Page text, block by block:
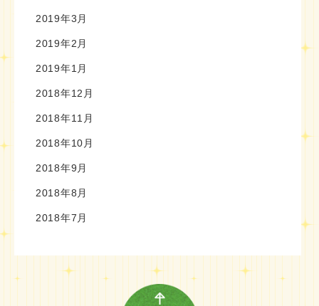
2019年3月
2019年2月
2019年1月
2018年12月
2018年11月
2018年10月
2018年9月
2018年8月
2018年7月